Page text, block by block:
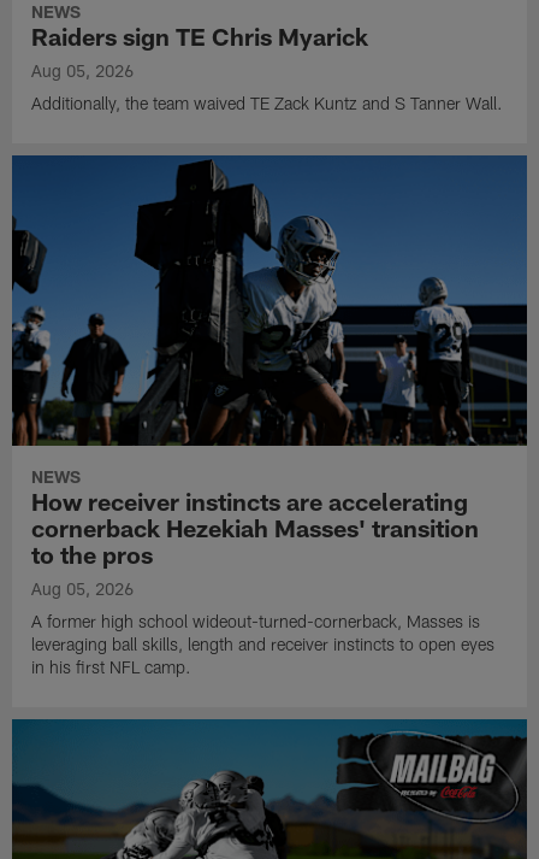
NEWS
Raiders sign TE Chris Myarick
Aug 05, 2026
Additionally, the team waived TE Zack Kuntz and S Tanner Wall.
NEWS
How receiver instincts are accelerating
cornerback Hezekiah Masses' transition
to the pros
Aug 05, 2026
A former high school wideout-turned-cornerback, Masses is
leveraging ball skills, length and receiver instincts to open eyes
in his first NFL camp.